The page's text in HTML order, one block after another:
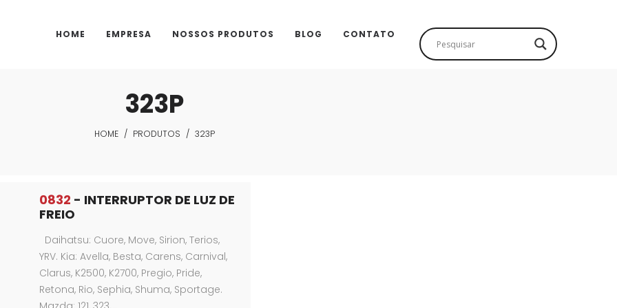
HOME EMPRESA NOSSOS PRODUTOS BLOG CONTATO
323P
HOME / PRODUTOS / 323P
0832 - INTERRUPTOR DE LUZ DE
FREIO
Daihatsu: Cuore, Move, Sirion, Terios,
YRV. Kia: Avella, Besta, Carens, Carnival,
Clarus, K2500, K2700, Pregio, Pride,
Retona, Rio, Sephia, Shuma, Sportage.